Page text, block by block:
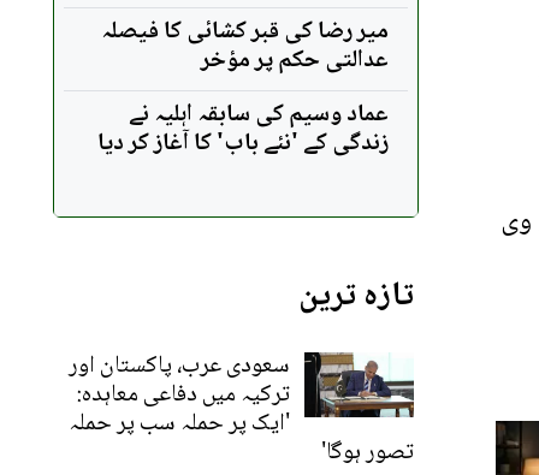
وی
میر رضا کی قبر کشائی کا فیصلہ
عدالتی حکم پر مؤخر
عماد وسیم کی سابقہ اہلیہ نے
زندگی کے 'نئے باب' کا آغاز کر دیا
تازہ ترین
سعودی عرب، پاکستان اور
ترکیہ میں دفاعی معاہدہ:
'ایک پر حملہ سب پر حملہ
تصور ہوگا'